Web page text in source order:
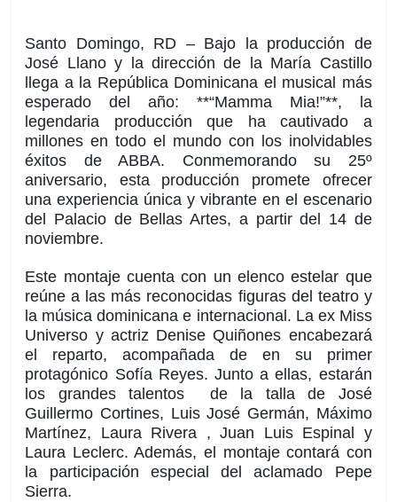
Santo Domingo, RD – Bajo la producción de
José Llano y la dirección de la María Castillo
llega a la República Dominicana el musical más
esperado del año: **“MammaMia!”**, la
legendaria producción que ha cautivado a
millones en todo el mundo con los inolvidables
éxitos de ABBA. Conmemorando su 25º
aniversario, esta producción promete ofrecer
una experiencia única y vibrante en el escenario
del Palacio de Bellas Artes, a partir del 14 de
noviembre.
Este montaje cuenta con un elenco estelar que
reúne a las más reconocidas figuras del teatro y
la música dominicana e internacional. La ex Miss
Universo y actriz Denise Quiñones encabezará
el reparto, acompañada de en su primer
protagónico Sofía Reyes. Junto a ellas, estarán
los grandes talentos de la talla de José
Guillermo Cortines, Luis José Germán, Máximo
Martínez, Laura Rivera , Juan Luis Espinal y
Laura Leclerc. Además, el montaje contará con
la participación especial del aclamado Pepe
Sierra.